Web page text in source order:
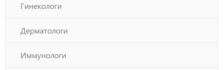
Гинекологи
Дерматологи
Иммунологи